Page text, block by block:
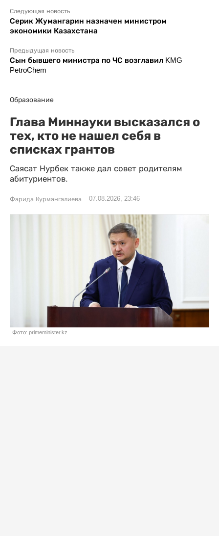
Следующая новость
Серик Жумангарин назначен министром
экономики Казахстана
Предыдущая новость
Сын бывшего министра по ЧС возглавил KMG
PetroChem
Образование
Глава Миннауки высказался о
тех, кто не нашел себя в
списках грантов
Саясат Нурбек также дал совет родителям
абитуриентов.
Фарида Курмангалиева 07.08.2026, 23:46
Фото: primeminister.kz